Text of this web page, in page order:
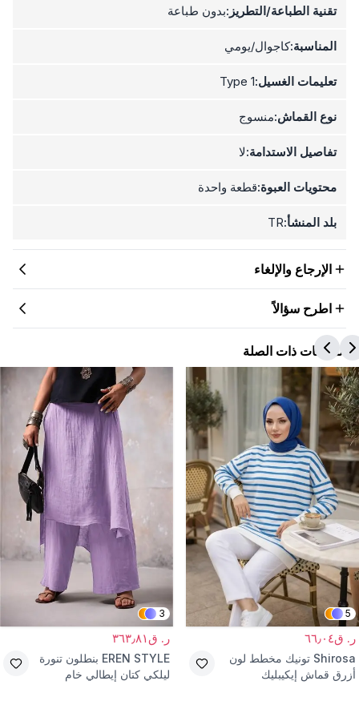
تقنية الطباعة/التطريز:بدون طباعة
المناسبة:كاجوال/يومي
تعليمات الغسيل:Type 1
نوع القماش:منسوج
تفاصيل الاستدامة:لا
محتويات العبوة:قطعة واحدة
بلد المنشأ:TR
الإرجاع والإلغاء
اطرح سؤالاً
المنتجات ذات الصلة
5
ر. ق٦٦٫٠٤
Shirosa تونيك مخطط لون
أزرق قماش إيكيبليك
3
ر. ق٣٦٣٫٨١
EREN STYLE بنطلون تنورة
ليلكي كتان إيطالي خام